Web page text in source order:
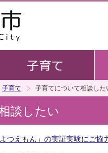
子育て 子育てについて相談した
談したい
つえもん」の実証実験にご